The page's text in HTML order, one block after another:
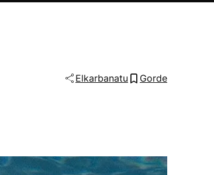
Elkarbanatu Gorde